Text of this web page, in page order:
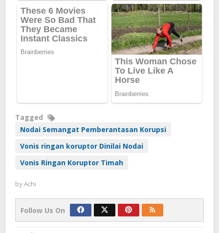
Tagged
Nodai Semangat Pemberantasan Korupsi
Vonis ringan koruptor Dinilai Nodai
Vonis Ringan Koruptor Timah
byAchi
Follow Us On